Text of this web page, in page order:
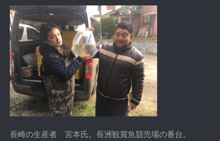
長崎の生産者 宮本氏。長洲観賞魚競売場の番台。